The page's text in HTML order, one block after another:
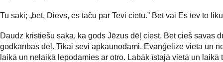
Tu saki; „bet, Dievs, es taču par Tevi cietu.” Bet vai Es tev to
Daudz kristiešu saka, ka gods Jēzus dēļ ciest. Bet cieš savas
godkārības dēļ. Tikai sevi apkaunodami. Evaņģelizē vietā un
laikā un nelaikā lepodamies ar otro. Labāk īstajā vietā un laikā